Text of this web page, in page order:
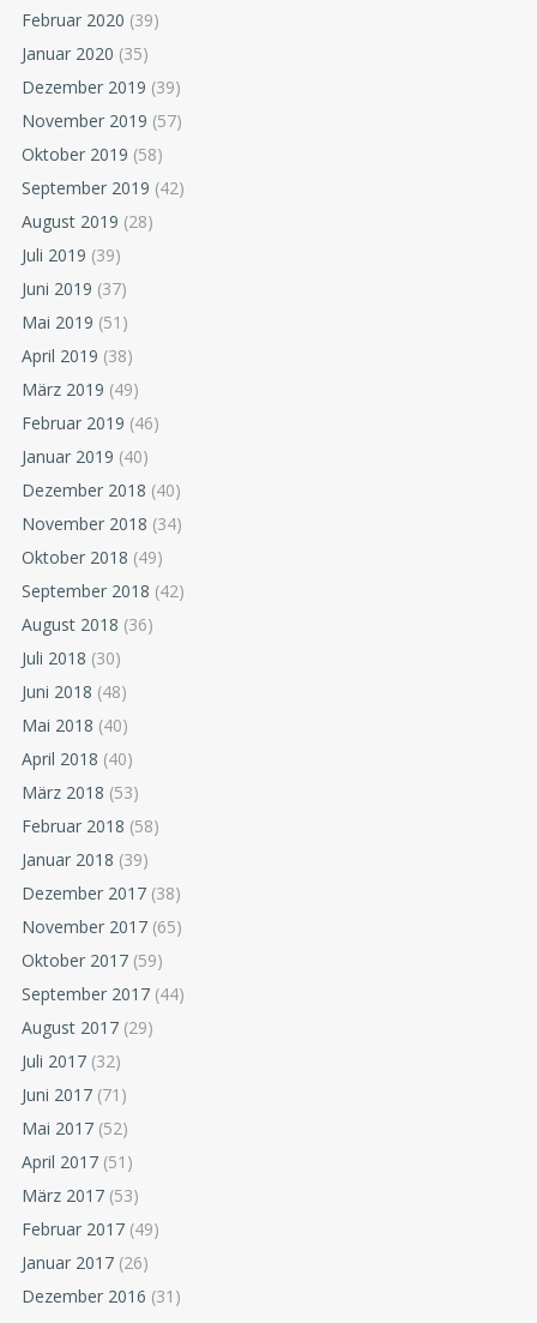
Februar 2020 (39)
Januar 2020 (35)
Dezember 2019 (39)
November 2019 (57)
Oktober 2019 (58)
September 2019 (42)
August 2019 (28)
Juli 2019 (39)
Juni 2019 (37)
Mai 2019 (51)
April 2019 (38)
März 2019 (49)
Februar 2019 (46)
Januar 2019 (40)
Dezember 2018 (40)
November 2018 (34)
Oktober 2018 (49)
September 2018 (42)
August 2018 (36)
Juli 2018 (30)
Juni 2018 (48)
Mai 2018 (40)
April 2018 (40)
März 2018 (53)
Februar 2018 (58)
Januar 2018 (39)
Dezember 2017 (38)
November 2017 (65)
Oktober 2017 (59)
September 2017 (44)
August 2017 (29)
Juli 2017 (32)
Juni 2017 (71)
Mai 2017 (52)
April 2017 (51)
März 2017 (53)
Februar 2017 (49)
Januar 2017 (26)
Dezember 2016 (31)